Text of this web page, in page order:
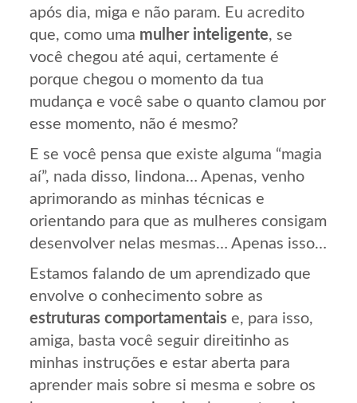
após dia, miga e não param. Eu acredito
que, como uma mulher inteligente, se
você chegou até aqui, certamente é
porque chegou o momento da tua
mudança e você sabe o quanto clamou por
esse momento, não é mesmo?
E se você pensa que existe alguma “magia
aí”, nada disso, lindona… Apenas, venho
aprimorando as minhas técnicas e
orientando para que as mulheres consigam
desenvolver nelas mesmas… Apenas isso…
Estamos falando de um aprendizado que
envolve o conhecimento sobre as
estruturas comportamentais e, para isso,
amiga, basta você seguir direitinho as
minhas instruções e estar aberta para
aprender mais sobre si mesma e sobre os